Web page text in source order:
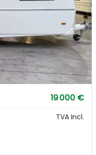
19 000 €
TVA Incl.